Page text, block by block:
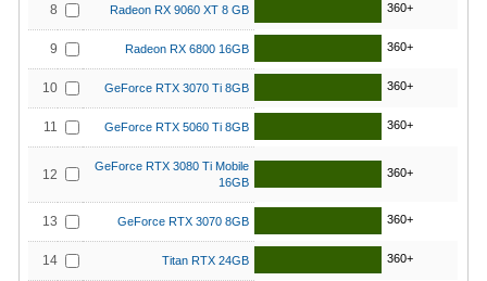
8 Radeon RX 9060 XT 8 GB 360+
9 Radeon RX 6800 16GB 360+
10 GeForce RTX 3070 Ti 8GB 360+
11 GeForce RTX 5060 Ti 8GB 360+
12
GeForce RTX 3080 Ti Mobile
16GB
360+
13 GeForce RTX 3070 8GB 360+
14 Titan RTX 24GB 360+